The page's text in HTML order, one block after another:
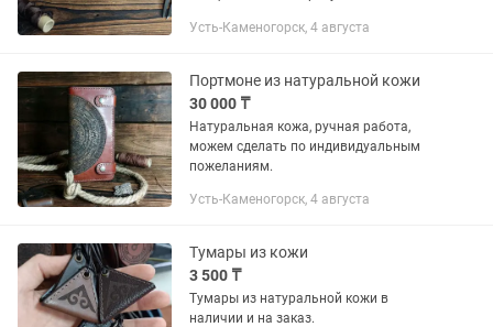
Беларусь, ручной шов. Наши изделия
родных и...
Усть-Каменогорск, 4 августа
Портмоне из натуральной кожи
30 000 ₸
Натуральная кожа, ручная работа,
можем сделать по индивидуальным
пожеланиям.
Усть-Каменогорск, 4 августа
Тумары из кожи
3 500 ₸
Тумары из натуральной кожи в
наличии и на заказ.